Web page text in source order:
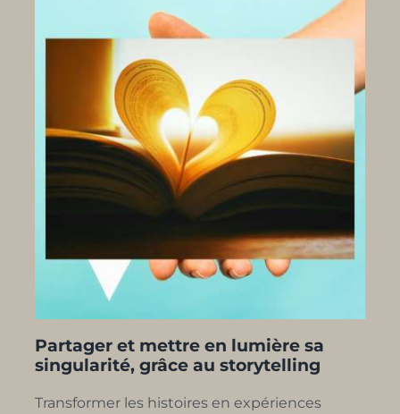
Partager et mettre en lumière sa
singularité, grâce au storytelling
Transformer les histoires en expériences